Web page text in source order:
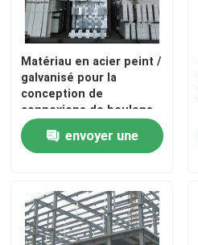
Matériau en acier peint /
galvanisé pour la
conception de
connexions de boulons
de toit et de murs
envoyer une